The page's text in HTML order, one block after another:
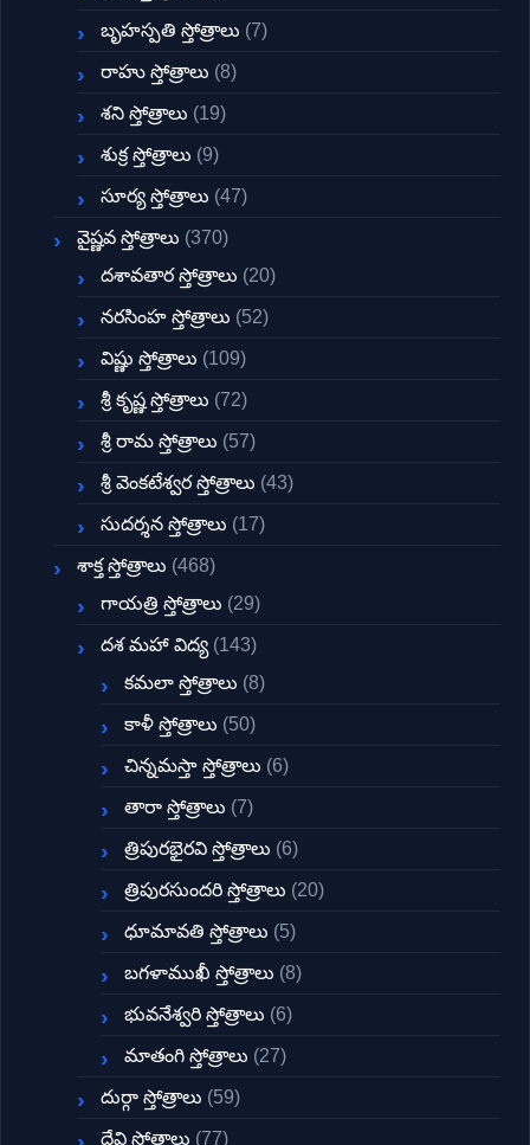
బృహస్పతి స్తోత్రాలు (7)
రాహు స్తోత్రాలు (8)
శని స్తోత్రాలు (19)
శుక్ర స్తోత్రాలు (9)
సూర్య స్తోత్రాలు (47)
వైష్ణవ స్తోత్రాలు (370)
దశావతార స్తోత్రాలు (20)
నరసింహ స్తోత్రాలు (52)
విష్ణు స్తోత్రాలు (109)
శ్రీ కృష్ణ స్తోత్రాలు (72)
శ్రీ రామ స్తోత్రాలు (57)
శ్రీ వెంకటేశ్వర స్తోత్రాలు (43)
సుదర్శన స్తోత్రాలు (17)
శాక్త స్తోత్రాలు (468)
గాయత్రి స్తోత్రాలు (29)
దశ మహా విద్య (143)
కమలా స్తోత్రాలు (8)
కాళీ స్తోత్రాలు (50)
చిన్నమస్తా స్తోత్రాలు (6)
తారా స్తోత్రాలు (7)
త్రిపురభైరవి స్తోత్రాలు (6)
త్రిపురసుందరి స్తోత్రాలు (20)
ధూమావతి స్తోత్రాలు (5)
బగళాముఖీ స్తోత్రాలు (8)
భువనేశ్వరి స్తోత్రాలు (6)
మాతంగి స్తోత్రాలు (27)
దుర్గా స్తోత్రాలు (59)
దేవి స్తోత్రాలు (77)